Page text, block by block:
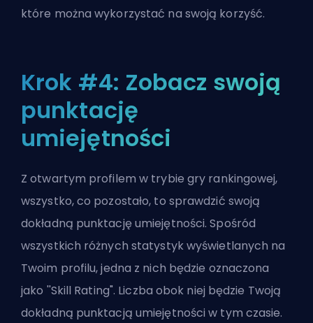
które można wykorzystać na swoją korzyść.
Krok #4: Zobacz swoją
punktację
umiejętności
Z otwartym profilem w trybie gry rankingowej,
wszystko, co pozostało, to sprawdzić swoją
dokładną punktację umiejętności. Spośród
wszystkich różnych statystyk wyświetlanych na
Twoim profilu, jedna z nich będzie oznaczona
jako ''Skill Rating". Liczba obok niej będzie Twoją
dokładną punktacją umiejętności w tym czasie.